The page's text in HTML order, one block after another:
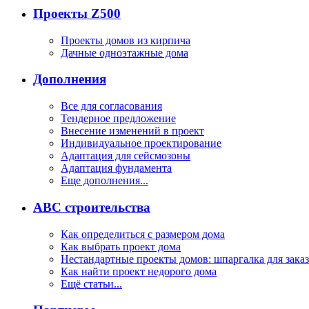
Проекты Z500
Проекты домов из кирпича
Дачные одноэтажные дома
Дополнения
Все для согласования
Тендерное предложение
Внесение изменений в проект
Индивидуальное проектирование
Адаптация для сейсмозоны
Адаптация фундамента
Еще дополнения...
ABC строительства
Как определиться с размером дома
Как выбрать проект дома
Нестандартные проекты домов: шпаргалка для
Как найти проект недорого дома
Ещё статьи...